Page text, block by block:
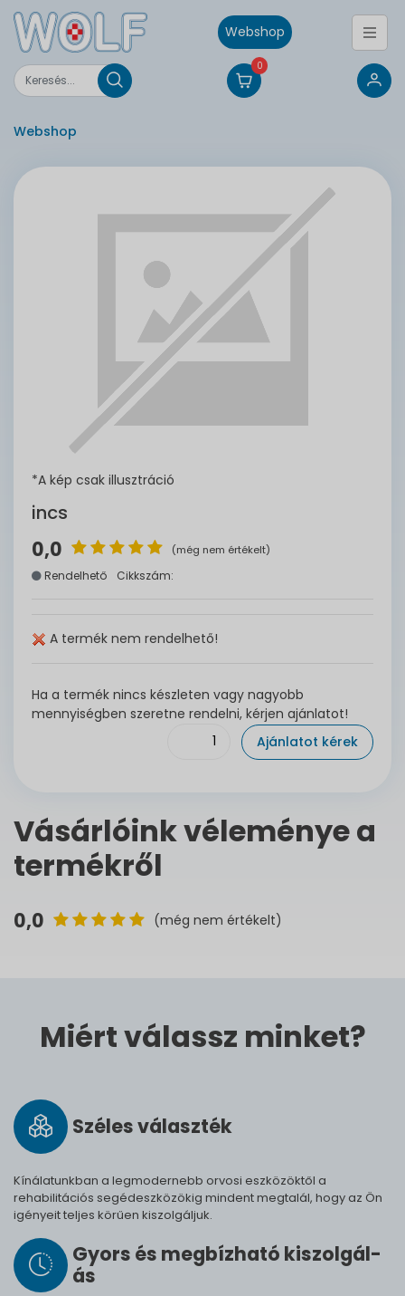
Webshop
0
Webshop
*A kép csak illusztráció
incs
0,0 (még nem értékelt)
Rendelhető Cikkszám:
A termék nem rendelhető!
Ha a termék nincs készleten vagy nagyobb
mennyiségben szeretne rendelni, kérjen ajánlatot!
Ajánlatot kérek
Vásárlóink véleménye a
termékről
0,0 (még nem értékelt)
Miért válassz minket?
Széles vá­lasz­ték
Kínálatunkban a legmodernebb orvosi eszközöktől a
rehabilitációs segédeszközökig mindent megtalál, hogy az Ön
igényeit teljes körűen kiszolgáljuk.
Gyors és meg­bíz­ha­tó ki­szol­gál­
ás